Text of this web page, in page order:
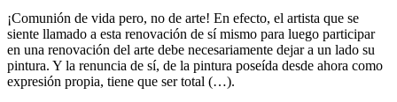
¡Comunión de vida pero, no de arte! En efecto, el artista que se
siente llamado a esta renovación de sí mismo para luego participar
en una renovación del arte debe necesariamente dejar a un lado su
pintura. Y la renuncia de sí, de la pintura poseída desde ahora como
expresión propia, tiene que ser total (…).